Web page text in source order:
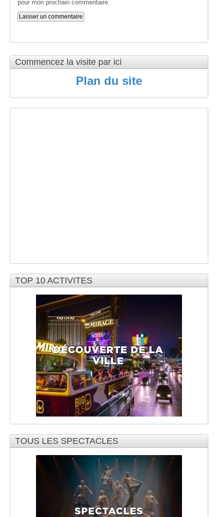
pour mon prochain commentaire.
Commencez la visite par ici
Plan du site
TOP 10 ACTIVITES
TOUS LES SPECTACLES